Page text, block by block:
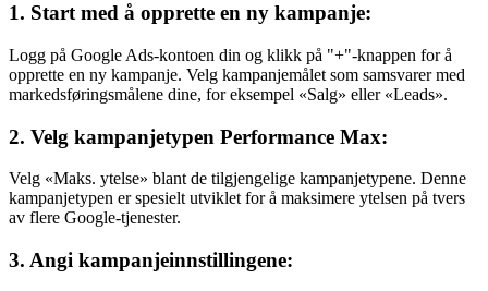
1. Start med å opprette en ny kampanje:
Logg på Google Ads-kontoen din og klikk på "+"-knappen for å
opprette en ny kampanje. Velg kampanjemålet som samsvarer med
markedsføringsmålene dine, for eksempel «Salg» eller «Leads».
2. Velg kampanjetypen Performance Max:
Velg «Maks. ytelse» blant de tilgjengelige kampanjetypene. Denne
kampanjetypen er spesielt utviklet for å maksimere ytelsen på tvers
av flere Google-tjenester.
3. Angi kampanjeinnstillingene: